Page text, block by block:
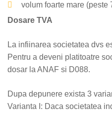
volum foarte mare (peste
Dosare TVA
La infiinarea societatea dvs
Pentru a deveni platitoatre
dosar la ANAF si D088.
Dupa depunere exista 3
Varianta I: Daca societatea